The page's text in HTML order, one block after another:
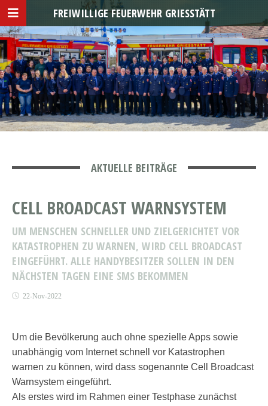
AKTUELLE BEITRÄGE
CELL BROADCAST WARNSYSTEM
UM MENSCHEN SCHNELLER UND ZIELGERICHTET VOR
KATASTROPHEN ZU WARNEN, WIRD CELL BROADCAST
EINGEFÜHRT. ALLE HANDYBESITZER SOLLEN IN DEN
NÄCHSTEN TAGEN EINE SMS BEKOMMEN
22-Nov-2022
Um die Bevölkerung auch ohne spezielle Apps sowie
unabhängig vom Internet schnell vor Katastrophen
warnen zu können, wird dass sogenannte Cell Broadcast
Warnsystem eingeführt.
Als erstes wird im Rahmen einer Testphase zunächst
FREIWILLIGE FEUERWEHR GRIESSTÄTT